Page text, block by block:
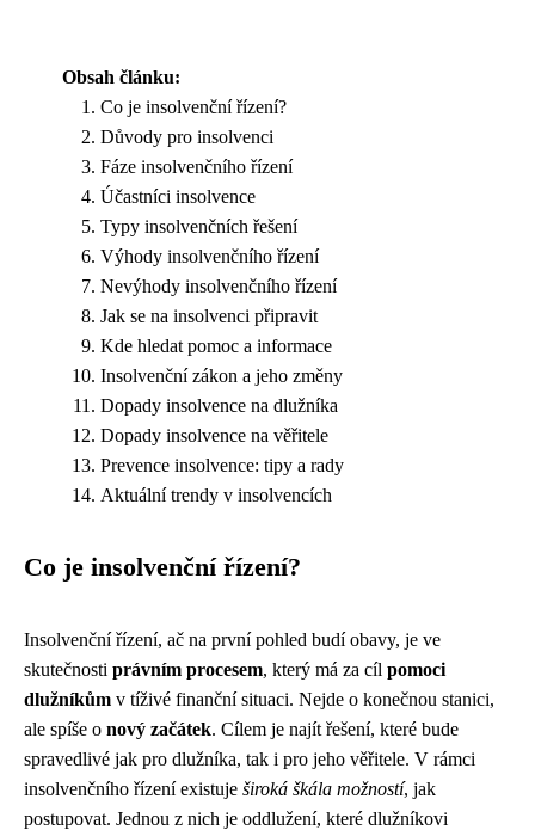
Obsah článku:
Co je insolvenční řízení?
Důvody pro insolvenci
Fáze insolvenčního řízení
Účastníci insolvence
Typy insolvenčních řešení
Výhody insolvenčního řízení
Nevýhody insolvenčního řízení
Jak se na insolvenci připravit
Kde hledat pomoc a informace
Insolvenční zákon a jeho změny
Dopady insolvence na dlužníka
Dopady insolvence na věřitele
Prevence insolvence: tipy a rady
Aktuální trendy v insolvencích
Co je insolvenční řízení?
Insolvenční řízení, ač na první pohled budí obavy, je ve
skutečnosti právním procesem, který má za cíl pomoci
dlužníkům v tíživé finanční situaci. Nejde o konečnou stanici,
ale spíše o nový začátek. Cílem je najít řešení, které bude
spravedlivé jak pro dlužníka, tak i pro jeho věřitele. V rámci
insolvenčního řízení existuje široká škála možností, jak
postupovat. Jednou z nich je oddlužení, které dlužníkovi